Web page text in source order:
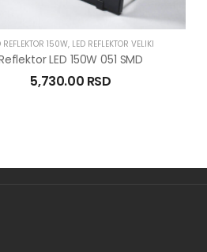
REFLEKTOR 150W, LED REFLEKTOR VELIKI
LED 150W 051 SMD
5,730.00 RSD